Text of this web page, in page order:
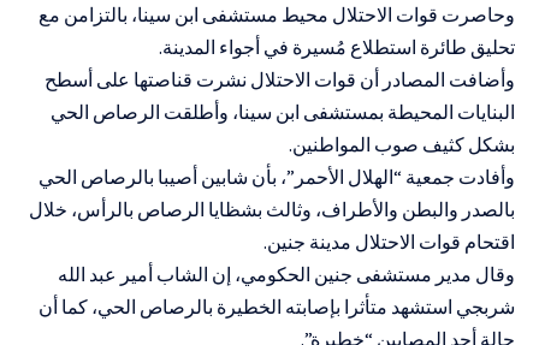
وحاصرت قوات الاحتلال محيط مستشفى ابن سينا، بالتزامن مع
تحليق طائرة استطلاع مُسيرة في أجواء المدينة.
وأضافت المصادر أن قوات الاحتلال نشرت قناصتها على أسطح
البنايات المحيطة بمستشفى ابن سينا، وأطلقت الرصاص الحي
بشكل كثيف صوب المواطنين.
وأفادت جمعية “الهلال الأحمر”، بأن شابين أصيبا بالرصاص الحي
بالصدر والبطن والأطراف، وثالث بشظايا الرصاص بالرأس، خلال
اقتحام قوات الاحتلال مدينة جنين.
وقال مدير مستشفى جنين الحكومي، إن الشاب أمير عبد الله
شربجي استشهد متأثرا بإصابته الخطيرة بالرصاص الحي، كما أن
حالة أحد المصابين “خطيرة”.